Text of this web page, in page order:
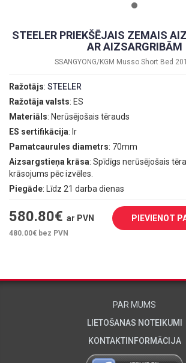
STEELER PRIEKŠĒJAIS ZEMAIS
AR AIZSARGRIBĀM
SSANGYONG/KGM Musso Short Bed
Ražotājs: STEELER
Ražotāja valsts: ES
Materiāls: Nerūsējošais tērauds
ES sertifikācija: Ir
Pamatcaurules diametrs: 70mm
Aizsargstieņa krāsa: Spīdīgs nerūsējošais
krāsojums pēc izvēles.
Piegāde: Līdz 21 darba dienas
580.80€ ar PVN
480.00€ bez PVN
PIEVIENOT
PAR MUMS
LIETOŠANAS NOTEIKUMI
KONTAKTINFORMĀCIJA